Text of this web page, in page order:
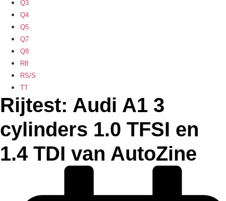
Q3
Q4
Q5
Q7
Q8
R8
RS/S
TT
Rijtest: Audi A1 3
cylinders 1.0 TFSI en
1.4 TDI van AutoZine